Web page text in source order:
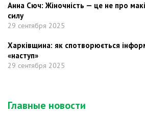
Анна Сюч: Жіночність — це не про
силу
29 сентября 2025
Харківщина: як спотворюється
«наступ»
29 сентября 2025
Главные новости